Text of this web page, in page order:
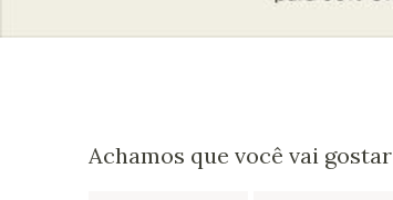
Achamos que você vai gostar